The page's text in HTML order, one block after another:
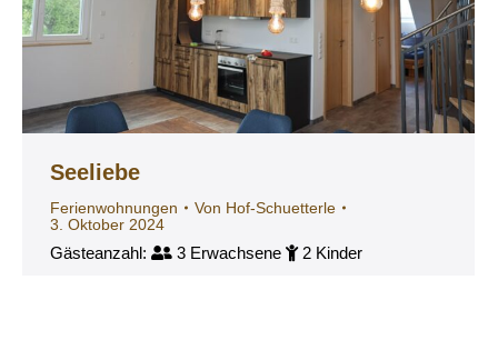
Seeliebe
Ferienwohnungen Von Hof-Schuetterle
3. Oktober 2024
Gästeanzahl: 3 Erwachsene 2 Kinder